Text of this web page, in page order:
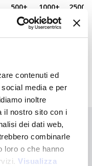
contenuti ed
media e per
inoltre
il nostro sito con i
dei dati web,
combinarle
loro o che hanno
Visualizza
500+ 1000+ 2500
2,500€ 2,500€ 2,500
buscabas?
o haz tu pedido